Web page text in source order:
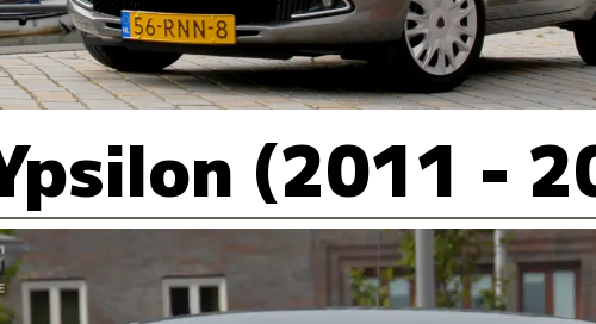
(2011 -